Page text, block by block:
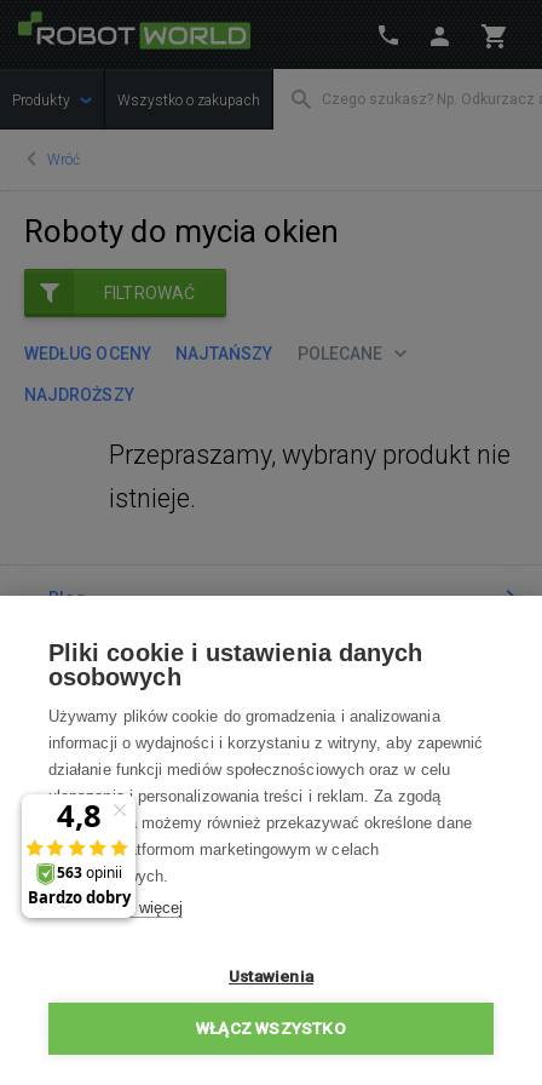
Produkty Wszystko o zakupach
Wróć
Roboty do mycia okien
FILTROWAĆ
WEDŁUG OCENY NAJTAŃSZY POLECANE
NAJDROŻSZY
Przepraszamy, wybrany produkt nie
istnieje.
Blog
Poradnia
Wszystko o zakupach
Kontakt
Skontaktuj się z Nami
Pon-Pt 8:00—17:00
WSZYSTKIE KONTAKTY
Pliki cookie i ustawienia danych
osobowych
Używamy plików cookie do gromadzenia i analizowania
informacji o wydajności i korzystaniu z witryny, aby zapewnić
działanie funkcji mediów społecznościowych oraz w celu
ulepszania i personalizowania treści i reklam. Za zgodą
użytkownika możemy również przekazywać określone dane
osobowe platformom marketingowym w celach
marketingowych.
Dowiedz się więcej
Ustawienia
WŁĄCZ WSZYSTKO